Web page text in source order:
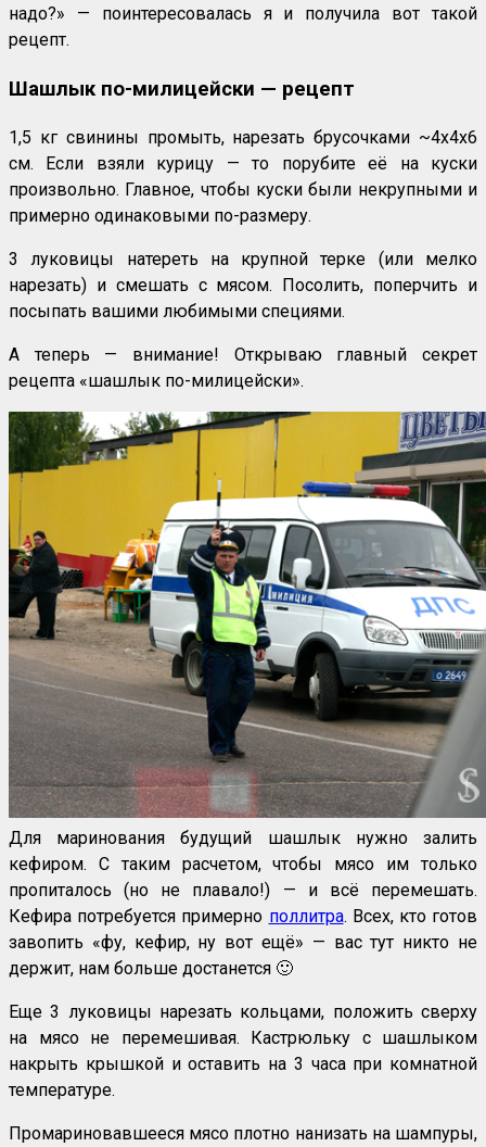
надо?» — поинтересовалась я и получила вот такой
рецепт.
Шашлык по-милицейски — рецепт
1,5 кг свинины промыть, нарезать брусочками ~4х4х6
см. Если взяли курицу — то порубите её на куски
произвольно. Главное, чтобы куски были некрупными и
примерно одинаковыми по-размеру.
3 луковицы натереть на крупной терке (или мелко
нарезать) и смешать с мясом. Посолить, поперчить и
посыпать вашими любимыми специями.
А теперь — внимание! Открываю главный секрет
рецепта «шашлык по-милицейски».
Для маринования будущий шашлык нужно залить
кефиром. С таким расчетом, чтобы мясо им только
пропиталось (но не плавало!) — и всё перемешать.
Кефира потребуется примерно поллитра. Всех, кто готов
завопить «фу, кефир, ну вот ещё» — вас тут никто не
держит, нам больше достанется 🙂
Еще 3 луковицы нарезать кольцами, положить сверху
на мясо не перемешивая. Кастрюльку с шашлыком
накрыть крышкой и оставить на 3 часа при комнатной
температуре.
Промариновавшееся мясо плотно нанизать на шампуры,